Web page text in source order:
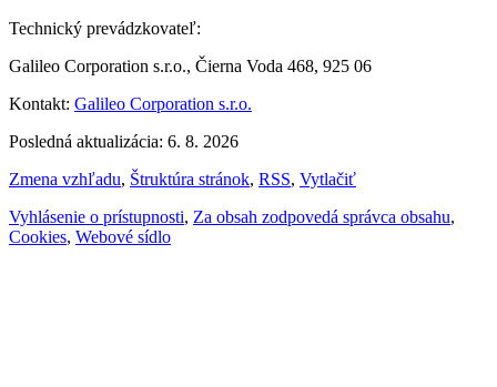
Technický prevádzkovateľ:
Galileo Corporation s.r.o., Čierna Voda 468, 925 06
Kontakt: Galileo Corporation s.r.o.
Posledná aktualizácia: 6. 8. 2026
Zmena vzhľadu, Štruktúra stránok, RSS, Vytlačiť
Vyhlásenie o prístupnosti, Za obsah zodpovedá správca obsahu,
Cookies, Webové sídlo